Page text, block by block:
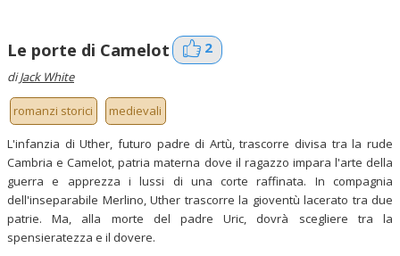
Le porte di Camelot 2
diJack White
romanzi storici medievali
L'infanzia di Uther, futuro padre di Artù, trascorre divisa tra la rude
Cambria e Camelot, patria materna dove il ragazzo impara l'arte della
guerra e apprezza i lussi di una corte raffinata. In compagnia
dell'inseparabile Merlino, Uther trascorre la gioventù lacerato tra due
patrie. Ma, alla morte del padre Uric, dovrà scegliere tra la
spensieratezza e il dovere.